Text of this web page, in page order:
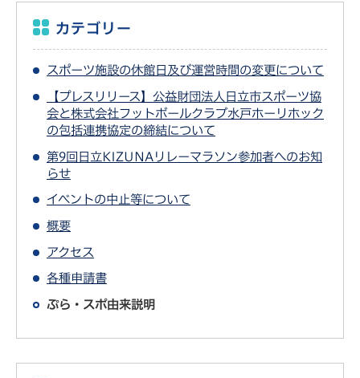
カテゴリー
スポーツ施設の休館日及び運営時間の変更について
【プレスリリース】公益財団法人日立市スポーツ協
会と株式会社フットボールクラブ水戸ホーリホック
の包括連携協定の締結について
第9回日立KIZUNAリレーマラソン参加者へのお知
らせ
イベントの中止等について
概要
アクセス
各種申請書
ぷら・スポ由来説明